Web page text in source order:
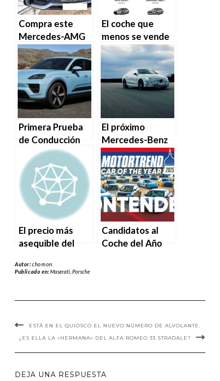
Compra este
Mercedes-AMG
de carreras de
$1.1 millones,
obtén
calzoncillos
resistentes al
fuego gratis.
El coche que
menos se vende
en América en
este momento
es…
Primera Prueba
de Conducción
del Porsche
Macan y Macan
4S 2025: Modelo
Base Equilibrado
y Modelo
Divertido para
Nosotros
El próximo
Mercedes-Benz
CLA EV de última
generación
supera un récord
de Porsche con
una estrategia de
carga única.
El precio más
asequible del
Polestar 3 de
Candidatos al
Coche del Año
Autor:chomon
Publicado en:Maserati ,Porsche
ESTÁ EN EL QUIOSCO EL NUEVO NÚMERO DE ALVOLANTE.
¿ES ELLA LA «HERMANA» DEL ALFA ROMEO 33 STRADALE?
DEJA UNA RESPUESTA